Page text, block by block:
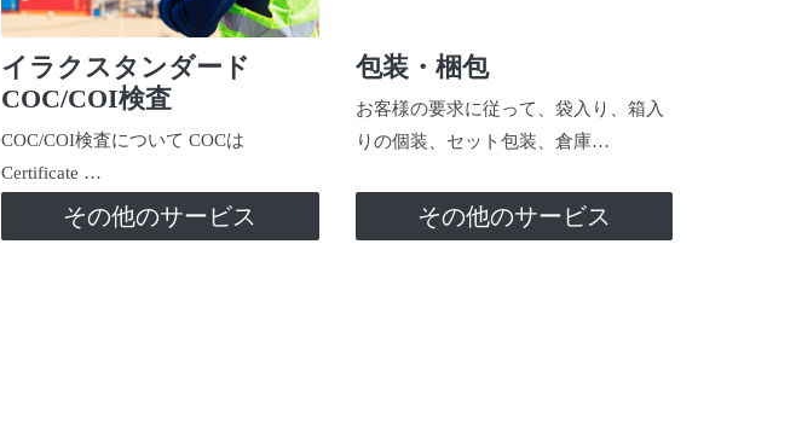
イラクスタンダード
COC/COI検査
COC/COI検査について COCは
Certificate …
その他のサービス
包装・梱包
お客様の要求に従って、袋入り、箱入
りの個装、セット包装、倉庫…
その他のサービス